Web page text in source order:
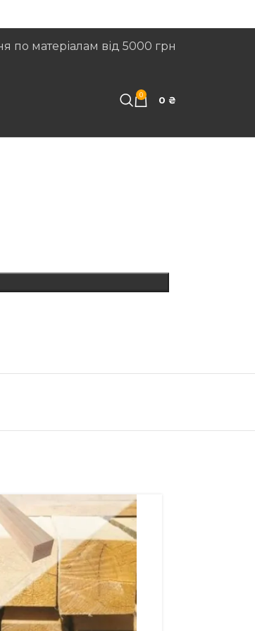
по матеріалам від 5000 грн
0 0 ₴